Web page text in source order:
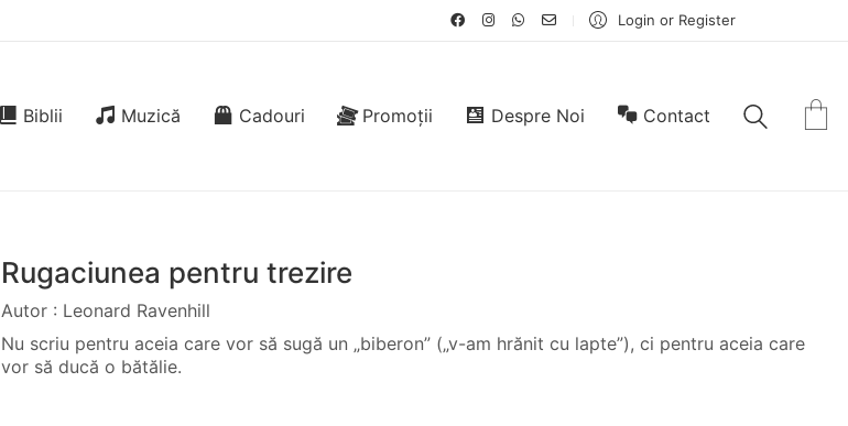
Login or Register
Biblii Muzică Cadouri Promoții Despre Noi Contact
Rugaciunea pentru trezire
Autor : Leonard Ravenhill
Nu scriu pentru aceia care vor să sugă un „biberon” („v-am hrănit cu lapte”), ci pentru aceia care
vor să ducă o bătălie.